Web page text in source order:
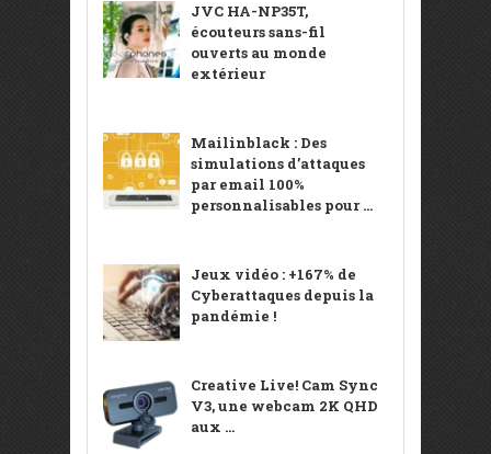
JVC HA-NP35T,
écouteurs sans-fil
ouverts au monde
extérieur
Mailinblack : Des
simulations d’attaques
par email 100%
personnalisables pour ...
Jeux vidéo : +167% de
Cyberattaques depuis la
pandémie !
Creative Live! Cam Sync
V3, une webcam 2K QHD
aux ...